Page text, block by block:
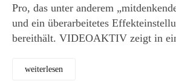
Pro, das unter anderem
und ein überarbeitetes
bereithält. VIDEOAKTIV zeigt in
weiterlesen